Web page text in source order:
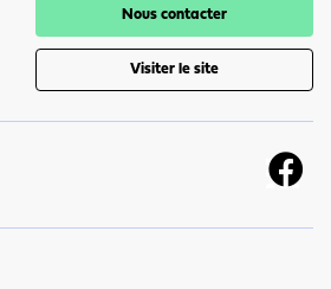
Nous contacter
Visiter le site